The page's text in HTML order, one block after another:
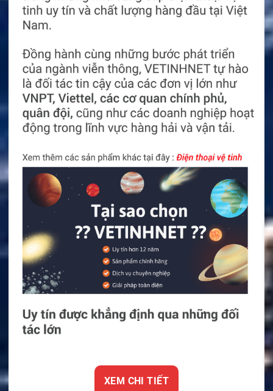
XEM CHI TIẾT